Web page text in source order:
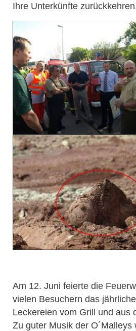
Ihre Unterkünfte
Am 12. Juni feierte die
vielen Besuchern das
Leckereien vom Grill und aus
Zu guter Musik der O´Malleys